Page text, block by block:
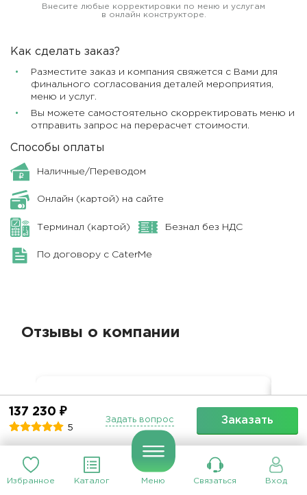
Избранное Каталог Меню Связаться Вход
Внесите любые корректировки по меню и услугам
в онлайн конструкторе.
Как сделать заказ?
Разместите заказ и компания свяжется с Вами для
финального согласования деталей мероприятия,
меню и услуг.
Вы можете самостоятельно скорректировать меню и
отправить запрос на перерасчет стоимости.
Способы оплаты
Наличные/Переводом
Онлайн (картой) на сайте
Терминал (картой) Безнал без НДС
По договору с CaterMe
137 230 ₽
5
Заказать
Задать вопрос
Отзывы о компании
4.75
Обслуживание 5.00 Качество блюд
Коммуникация
В целом все было отлично, только
бургеры были суховаты и плов